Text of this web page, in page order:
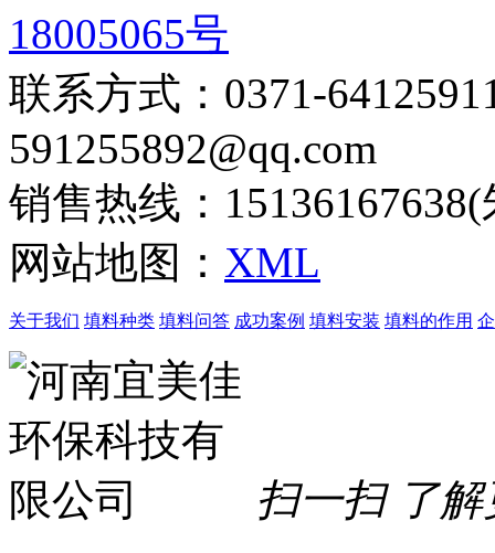
18005065号
联系方式：0371-
591255892@qq.com
销售热线：
网站地图： XML
关于我们 填料种类 填料问答 成功案例 填料安装 填料的作用
扫一扫 了解